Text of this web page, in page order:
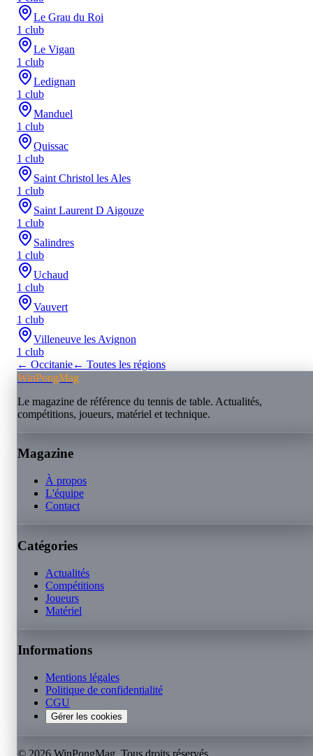
Le Grau du Roi
1 club
Le Vigan
1 club
Ledignan
1 club
Manduel
1 club
Quissac
1 club
Saint Christol les Ales
1 club
Saint Laurent D Aigouze
1 club
Salindres
1 club
Uchaud
1 club
Vauvert
1 club
Villeneuve les Avignon
1 club
← Occitanie← Toutes les régions
WinPongMag
Le magazine de référence du tennis de table. Actualités,
compétitions, joueurs, matériel et technique.
Magazine
À propos
L'équipe
Contact
Catégories
Actualités
Compétitions
Joueurs
Matériel
Informations
Mentions légales
Politique de confidentialité
CGU
Gérer les cookies
© 2026 WinPongMag. Tous droits réservés.